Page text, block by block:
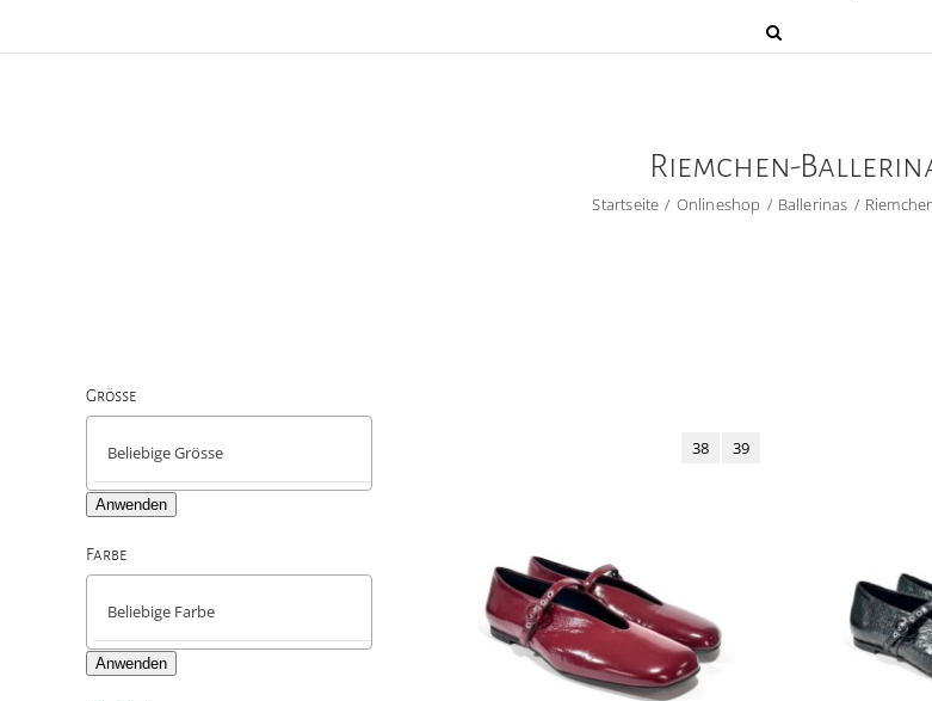
Riemchen-
Startseite Onlineshop Ballerinas
38 39
Grösse
Anwenden
Farbe
Anwenden